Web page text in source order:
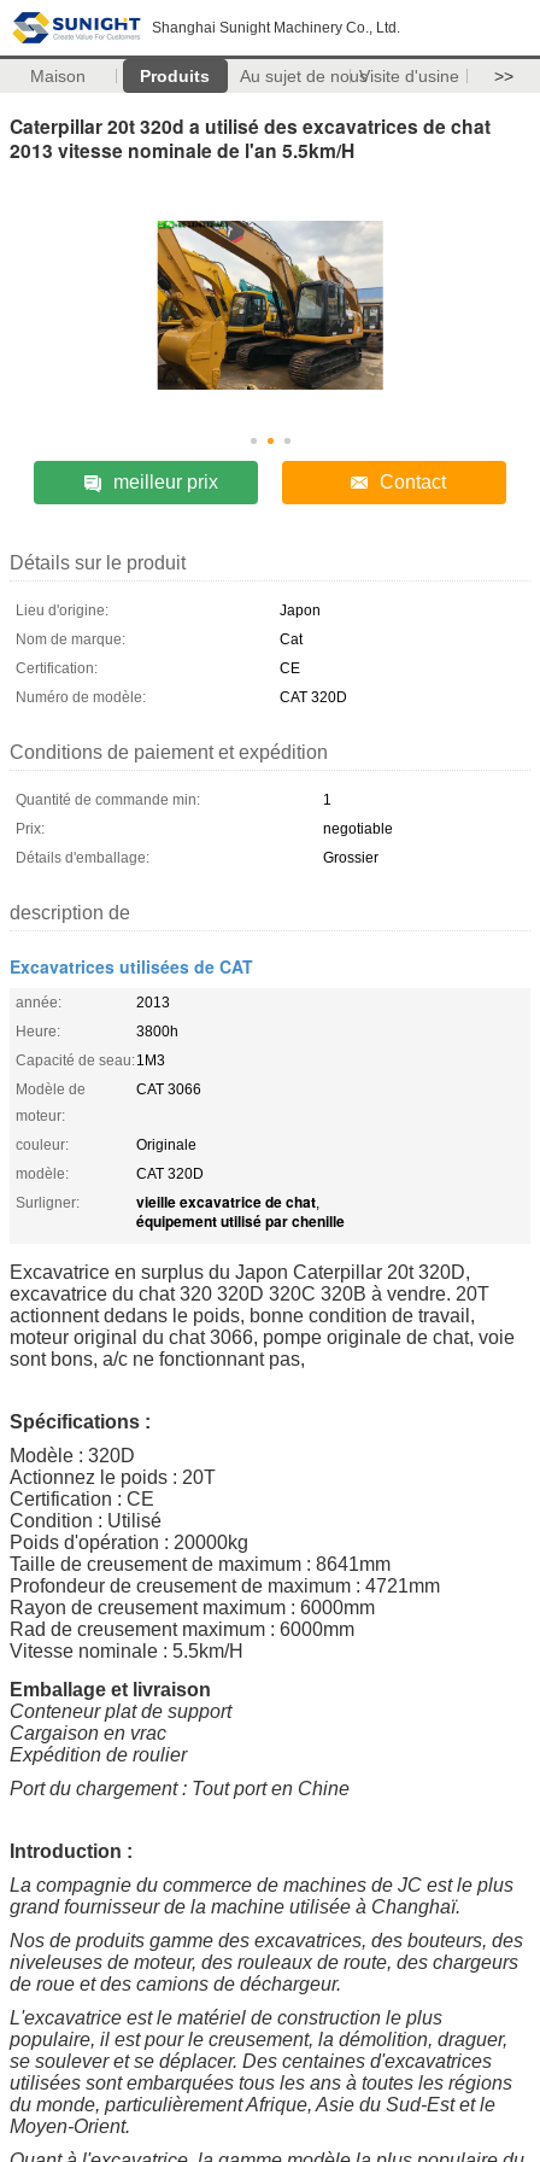
Shanghai Sunight Machinery Co., Ltd.
Maison Produits Au sujet de nousVisite d'usine >>
Caterpillar 20t 320d a utilisé des excavatrices de chat
2013 vitesse nominale de l'an 5.5km/H
meilleur prix Contact
Détails sur le produit
Lieu d'origine:
Japon
Nom de marque:
Cat
Certification:
CE
Numéro de modèle:
CAT 320D
Conditions de paiement et expédition
Quantité de commande min:
1
Prix:
negotiable
Détails d'emballage:
Grossier
description de
Excavatrices utilisées de CAT
année:
2013
Heure:
3800h
Capacité de seau:1M3
Modèle de
moteur:
CAT 3066
couleur:
Originale
modèle:
CAT 320D
Surligner:
vieille excavatrice de chat,
équipement utilisé par chenille
Excavatrice en surplus du Japon Caterpillar 20t 320D,
excavatrice du chat 320 320D 320C 320B à vendre. 20T
actionnent dedans le poids, bonne condition de travail,
moteur original du chat 3066, pompe originale de chat, voie
sont bons, a/c ne fonctionnant pas,
Spécifications :
Modèle : 320D
Actionnez le poids : 20T
Certification : CE
Condition : Utilisé
Poids d'opération : 20000kg
Taille de creusement de maximum : 8641mm
Profondeur de creusement de maximum : 4721mm
Rayon de creusement maximum : 6000mm
Rad de creusement maximum : 6000mm
Vitesse nominale : 5.5km/H
Emballage et livraison
Conteneur plat de support
Cargaison en vrac
Expédition de roulier
Port du chargement : Tout port en Chine
Introduction :
La compagnie du commerce de machines de JC est le plus
grand fournisseur de la machine utilisée à Changhaï.
Nos de produits gamme des excavatrices, des bouteurs, des
niveleuses de moteur, des rouleaux de route, des chargeurs
de roue et des camions de déchargeur.
L'excavatrice est le matériel de construction le plus
populaire, il est pour le creusement, la démolition, draguer,
se soulever et se déplacer. Des centaines d'excavatrices
utilisées sont embarquées tous les ans à toutes les régions
du monde, particulièrement Afrique, Asie du Sud-Est et le
Moyen-Orient.